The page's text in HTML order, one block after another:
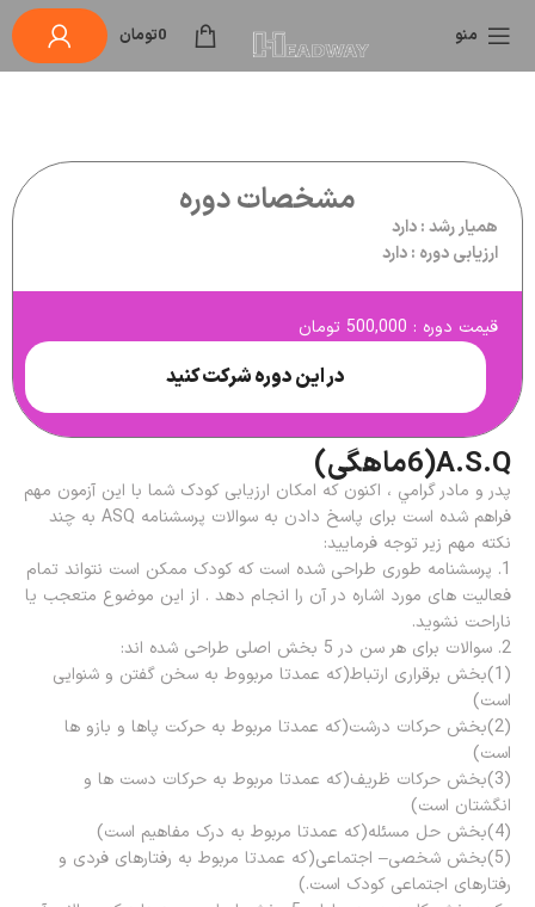
منو 0تومان
مشخصات دوره
همیار رشد : دارد
ارزیابی دوره : دارد
قیمت دوره : 500,000 تومان
در این دوره شرکت کنید
A.S.Q(6ماهگی)
پدر و مادر گرامي ، اکنون که امکان ارزیابی کودک شما با این آزمون مهم
فراهم شده است برای پاسخ دادن به سوالات پرسشنامه ASQ به چند
نکته مهم زیر توجه فرمایید:
1. پرسشنامه طوری طراحی شده است که کودک ممکن است نتواند تمام
فعالیت های مورد اشاره در آن را انجام دهد . از این موضوع متعجب یا
ناراحت نشوید.
2. سوالات برای هر سن در 5 بخش اصلی طراحی شده اند:
(1)بخش برقراری ارتباط(که عمدتا مربووط به سخن گفتن و شنوایی
است)
(2)بخش حرکات درشت(که عمدتا مربوط به حرکت پاها و بازو ها
است)
(3)بخش حرکات ظریف(که عمدتا مربوط به حرکات دست ها و
انگشتان است)
(4)بخش حل مسئله(که عمدتا مربوط به درک مفاهیم است)
(5)بخش شخصی– اجتماعی(که عمدتا مربوط به رفتارهای فردی و
رفتارهای اجتماعی کودک است.)